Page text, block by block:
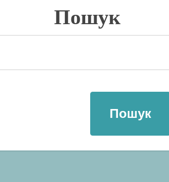
Пошук